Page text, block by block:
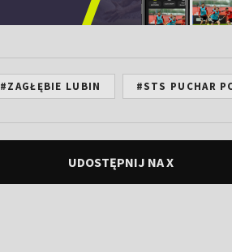
#ZAGŁĘBIE LUBIN #STS PUCHAR
UDOSTĘPNIJ NA X